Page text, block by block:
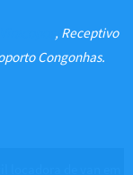
, Receptivo
Congonhas.